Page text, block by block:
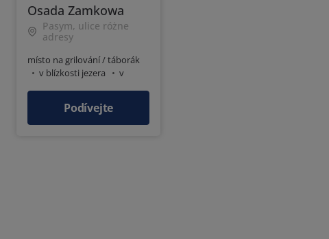
Osada Zamkowa
Pasym, ulice różne
adresy
místo na grilování / táborák
v blízkosti jezera
v
Podívejte